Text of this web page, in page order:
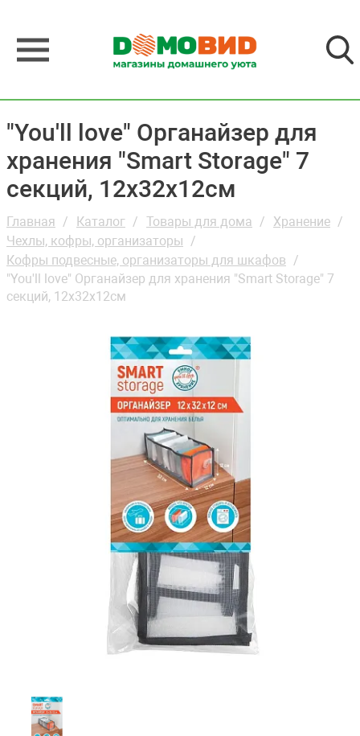
"You'll love" Органайзер для
хранения "Smart Storage" 7
секций, 12х32х12см
Главная Каталог Товары для дома
Хранение
Чехлы, кофры, организаторы
Кофры подвесные, организаторы для шкафов
"You'll love" Органайзер для хранения "Smart Storage" 7
секций, 12х32х12см